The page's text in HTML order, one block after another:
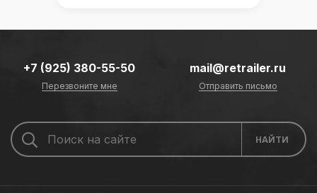
+7 (925) 380-55-50
Перезвоните мне
mail@retrailer.ru
Отправить письмо